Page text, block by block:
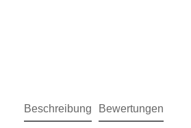
Beschreibung Bewertungen